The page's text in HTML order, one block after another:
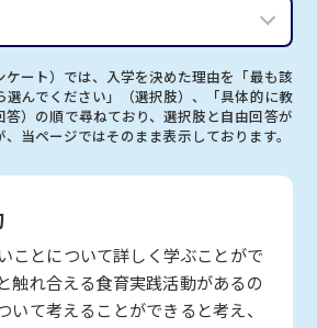
ケート）では、入学を決めた理由を「最も該
選んでください」（選択肢）、「具体的に教
答）の順で尋ねており、選択肢と自由回答が
当ページではそのまま表示しております。
ことについて詳しく学ぶことがで
触れ合える食育実践活動があるの
いて考えることができると考え、